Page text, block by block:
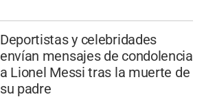
Deportistas y celebridades
envían mensajes de condolencia
a Lionel Messi tras la muerte de
su padre